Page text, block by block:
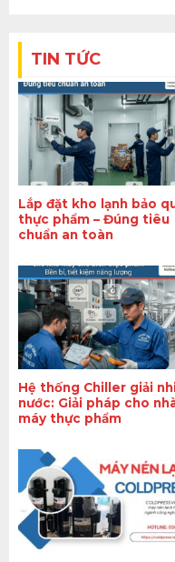
TIN TỨC
Lắp đặt kho lạnh bảo
thực phẩm – Đúng tiêu
chuẩn an toàn
Hệ thống Chiller giải
nước: Giải pháp cho
máy thực phẩm